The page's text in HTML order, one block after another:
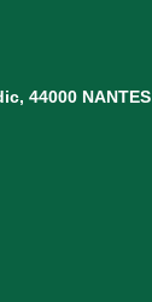
44000 NANTES